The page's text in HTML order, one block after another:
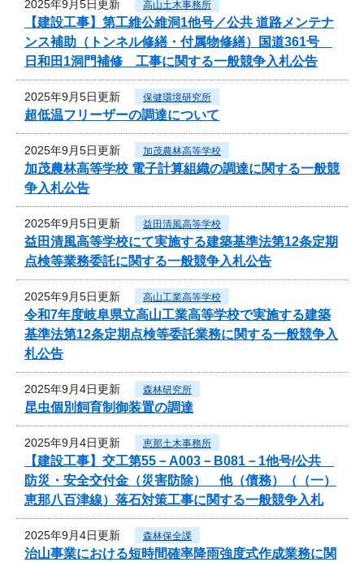
2025年9月5日更新 高山土木事務所
【建設工事】第工維公維洞1他号／公共 道路メンテナ
ンス補助（トンネル修繕・付属物修繕）国道361号
日和田1洞門補修 工事に関する一般競争入札公告
2025年9月5日更新 保健環境研究所
超低温フリーザーの調達について
2025年9月5日更新 加茂農林高等学校
加茂農林高等学校 電子計算組織の調達に関する一般競
争入札公告
2025年9月5日更新 益田清風高等学校
益田清風高等学校にて実施する建築基準法第12条定期
点検等業務委託に関する一般競争入札公告
2025年9月5日更新 高山工業高等学校
令和7年度岐阜県立高山工業高等学校で実施する建築
基準法第12条定期点検等委託業務に関する一般競争入
札公告
2025年9月4日更新 森林研究所
昆虫個別飼育制御装置の調達
2025年9月4日更新 恵那土木事務所
【建設工事】交工第55－A003－B081－1他号/公共
防災・安全交付金（災害防除） 他（債務）（（一）
恵那八百津線）落石対策工事に関する一般競争入札
2025年9月4日更新 森林保全課
治山事業における短時間確率降雨強度式作成業務に関